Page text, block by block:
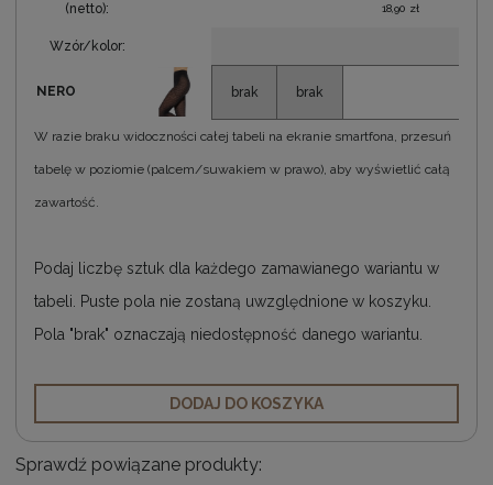
(netto): 18,90 zł
Wzór/kolor:
NERO
W razie braku widoczności całej tabeli na ekranie smartfona, przesuń
tabelę w poziomie (palcem/suwakiem w prawo), aby wyświetlić całą
zawartość.
Podaj liczbę sztuk dla każdego zamawianego wariantu w
tabeli. Puste pola nie zostaną uwzględnione w koszyku.
Pola "brak" oznaczają niedostępność danego wariantu.
DODAJ DO KOSZYKA
Sprawdź powiązane produkty: